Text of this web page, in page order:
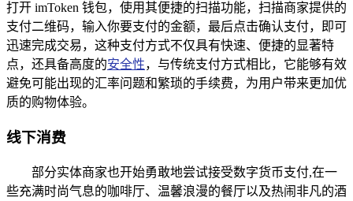
打开 imToken 钱包，使用其便捷的扫描功能，扫描商家提供的
支付二维码，输入你要支付的金额，最后点击确认支付，即可
迅速完成交易，这种支付方式不仅具有快速、便捷的显著特
点，还具备高度的安全性，与传统支付方式相比，它能够有效
避免可能出现的汇率问题和繁琐的手续费，为用户带来更加优
质的购物体验。
线下消费
部分实体商家也开始勇敢地尝试接受数字货币支付,在一
些充满时尚气息的咖啡厅、温馨浪漫的餐厅以及热闹非凡的酒